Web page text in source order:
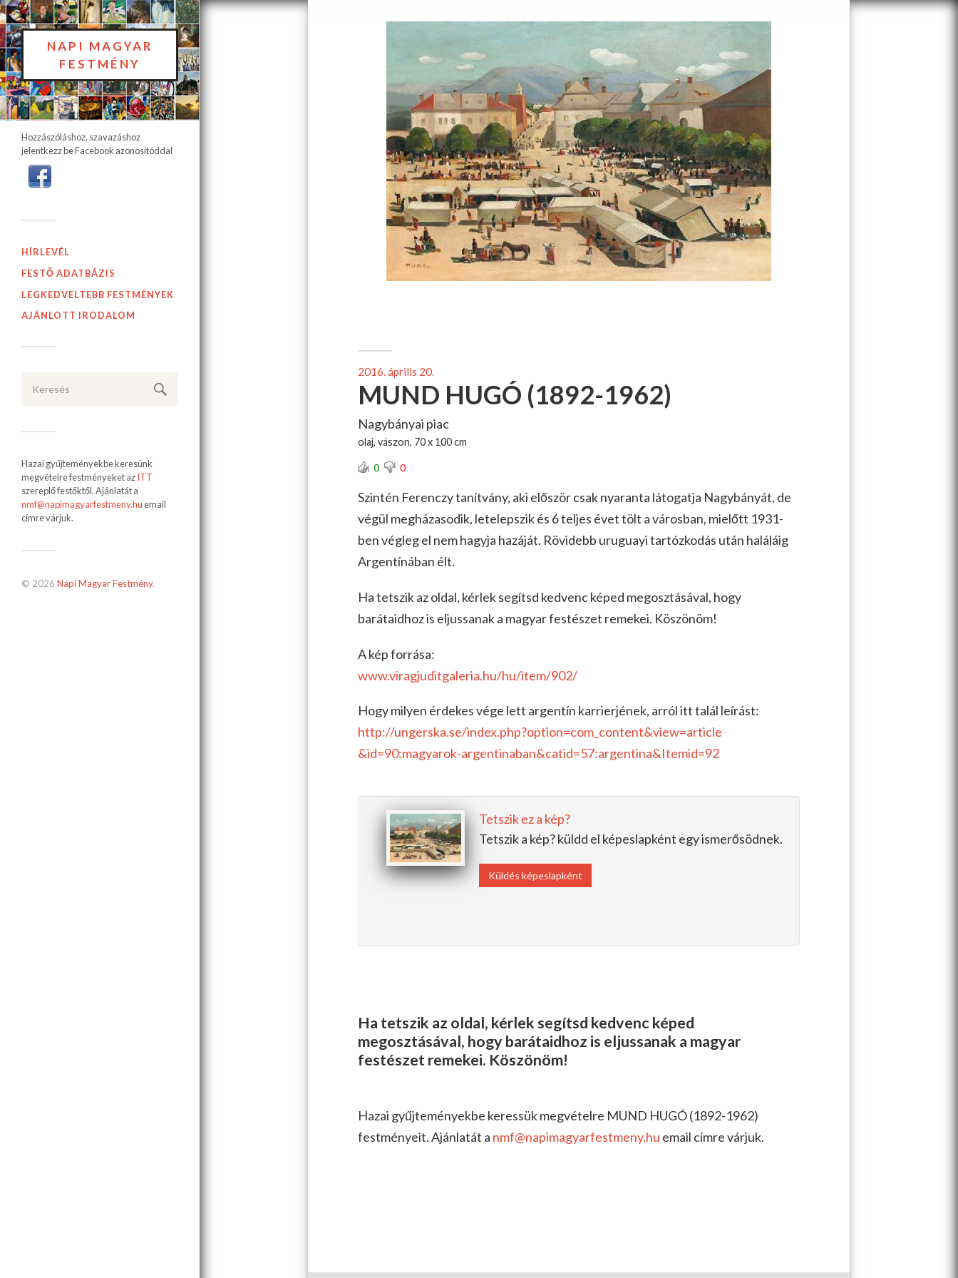
NAPI MAGYAR
FESTMÉNY
Hozzászóláshoz, szavazáshoz
jelentkezz be Facebook azonosítóddal
HÍRLEVÉL
FESTŐ ADATBÁZIS
LEGKEDVELTEBB FESTMÉNYEK
AJÁNLOTT IRODALOM
Hazai gyűjteményekbe keresünk
megvételre festményeket azITT
szereplő festőktől. Ajánlatát a
nmf@napimagyarfestmeny.hu email
címre várjuk.
© 2026 Napi Magyar Festmény.
2016. április 20.
MUND HUGÓ (1892-1962)
Nagybányai piac
olaj, vászon, 70 x 100 cm
0 0
Szintén Ferenczy tanítvány, aki először csak nyaranta látogatja Nagybányát, de
végül megházasodik, letelepszik és 6 teljes évet tölt a városban, mielőtt 1931-
ben végleg el nem hagyja hazáját. Rövidebb uruguayi tartózkodás után haláláig
Argentínában élt.
Ha tetszik az oldal, kérlek segítsd kedvenc képed megosztásával, hogy
barátaidhoz is eljussanak a magyar festészet remekei. Köszönöm!
A kép forrása:
www.viragjuditgaleria.hu/hu/item/902/
Hogy milyen érdekes vége lett argentín karrierjének, arról itt talál leírást:
http://ungerska.se/index.php?option=com_content&view=article
&id=90:magyarok-argentinaban&catid=57:argentina&Itemid=92
Tetszik ez a kép?
Tetszik a kép? küldd el képeslapként egy ismerősödnek.
Küldés képeslapként
Ha tetszik az oldal, kérlek segítsd kedvenc képed
megosztásával, hogy barátaidhoz is eljussanak a magyar
festészet remekei. Köszönöm!
Hazai gyűjteményekbe keressük megvételre MUND HUGÓ (1892-1962)
festményeit. Ajánlatát a nmf@napimagyarfestmeny.hu email címre várjuk.